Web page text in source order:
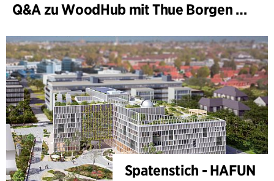
Q&A zu WoodHub mit Thue Borgen Hasløv
Spatenstich - HAFUN